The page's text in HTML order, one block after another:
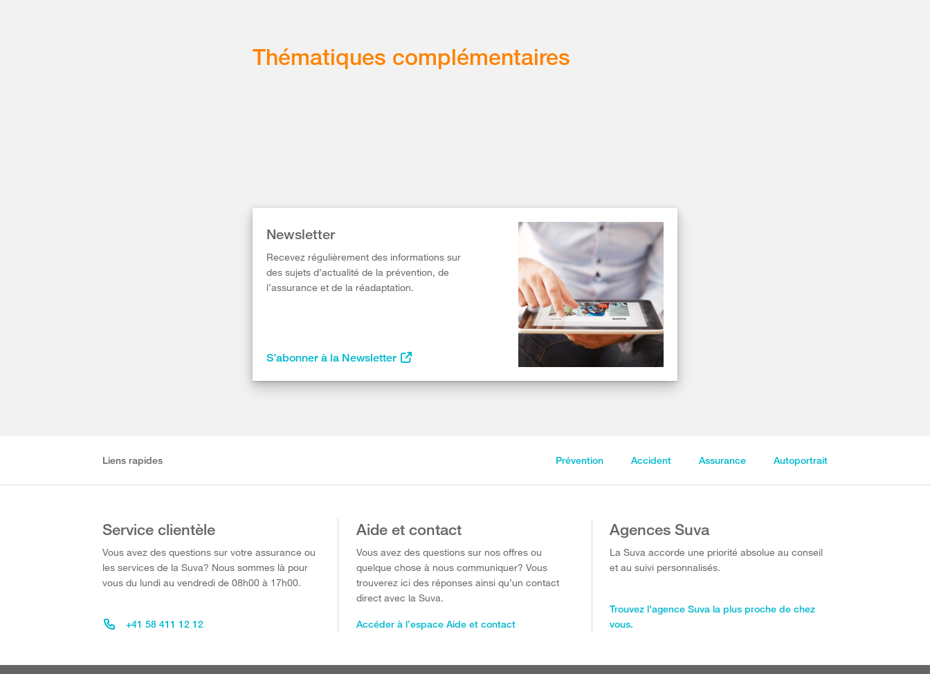
Thématiques complémentaires
Newsletter
Recevez régulièrement des informations sur
des sujets d’actualité de la prévention, de
l’assurance et de la réadaptation.
S’abonner à la Newsletter
Liens rapides Prévention Accident Assurance Autoportrait
Service clientèle
Vous avez des questions sur votre assurance ou
les services de la Suva? Nous sommes là pour
vous du lundi au vendredi de 08h00 à 17h00.
+41 58 411 12 12
Aide et contact
Vous avez des questions sur nos offres ou
quelque chose à nous communiquer? Vous
trouverez ici des réponses ainsi qu’un contact
direct avec la Suva.
Accéder à l’espace Aide et contact
Agences Suva
La Suva accorde une priorité absolue au conseil
et au suivi personnalisés.
Trouvez l'agence Suva la plus proche de chez
vous.